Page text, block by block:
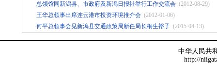
总领馆同新潟县、市政府及新潟日报社举行工作交流会 (2012-08-29)
王华总领事出席连云港市投资环境推介会 (2012-01-06)
何平总领事会见新潟县交通政策局新任局长桐生裕子 (2015-04-13)
中华人民共
http://